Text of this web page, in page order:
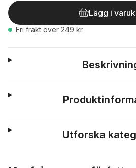
Lägg i
. Fri frakt över 249 kr.
Utforska